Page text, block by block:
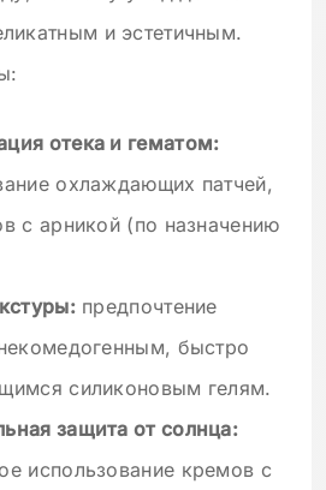
и эстетичным.
отека и гематом:
охлаждающих патчей,
с арникой (по назначению
предпочтение
быстро
силиконовым гелям.
защита от солнца:
использование кремов с